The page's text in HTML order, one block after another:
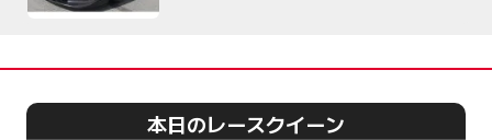
本日のレースクイーン